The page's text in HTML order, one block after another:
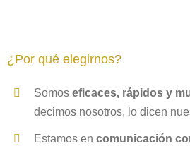
¿Por qué elegirnos?
Somoseficaces, rápidos y
decimos nosotros, lo dicen
Estamos encomunicación